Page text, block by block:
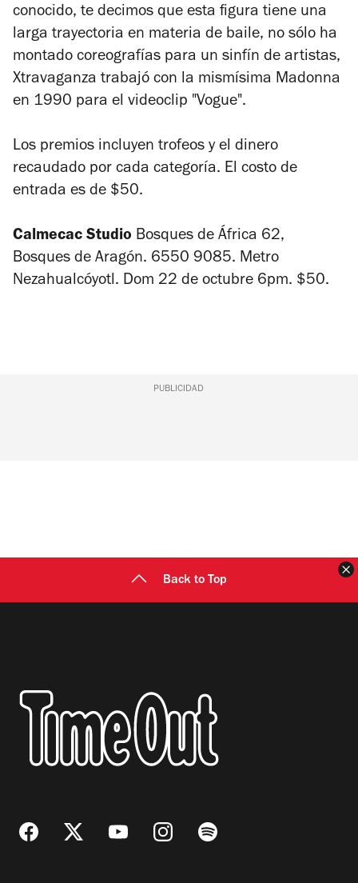
conocido, te decimos que esta figura tiene una
larga trayectoria en materia de baile, no sólo ha
montado coreografías para un sinfín de artistas,
Xtravaganza trabajó con la mismísima Madonna
en 1990 para el videoclip "Vogue".
Los premios incluyen trofeos y el dinero
recaudado por cada categoría. El costo de
entrada es de $50.
Calmecac Studio Bosques de África 62,
Bosques de Aragón. 6550 9085. Metro
Nezahualcóyotl. Dom 22 de octubre 6pm. $50.
PUBLICIDAD
Back to Top